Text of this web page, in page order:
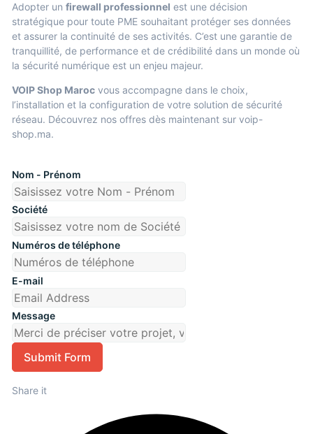
Adopter un firewall professionnel est une décision
stratégique pour toute PME souhaitant protéger ses données
et assurer la continuité de ses activités. C’est une garantie de
tranquillité, de performance et de crédibilité dans un monde où
la sécurité numérique est un enjeu majeur.
VOIP Shop Maroc vous accompagne dans le choix,
l’installation et la configuration de votre solution de sécurité
réseau. Découvrez nos offres dès maintenant sur voip-
shop.ma.
Nom - Prénom
Société
Numéros de téléphone
E-mail
Message
Submit Form
Share it